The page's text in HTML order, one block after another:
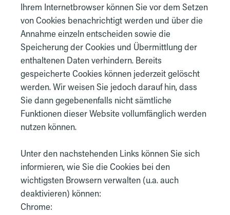
Ihrem Internetbrowser können Sie vor dem Setzen
von Cookies benachrichtigt werden und über die
Annahme einzeln entscheiden sowie die
Speicherung der Cookies und Übermittlung der
enthaltenen Daten verhindern. Bereits
gespeicherte Cookies können jederzeit gelöscht
werden. Wir weisen Sie jedoch darauf hin, dass
Sie dann gegebenenfalls nicht sämtliche
Funktionen dieser Website vollumfänglich werden
nutzen können.
Unter den nachstehenden Links können Sie sich
informieren, wie Sie die Cookies bei den
wichtigsten Browsern verwalten (u.a. auch
deaktivieren) können:
Chrome: